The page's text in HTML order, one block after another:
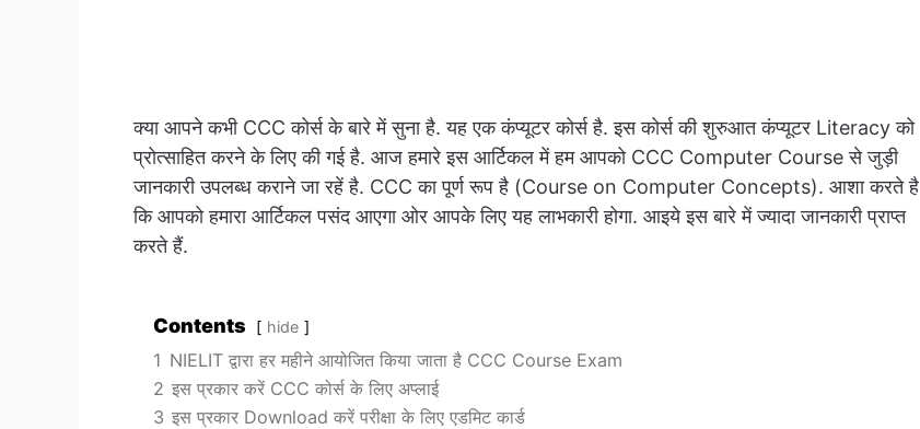
क्या आपने कभी CCC कोर्स के बारे में सुना है. यह एक कंप्यूटर कोर्स है. इस कोर्स की शुरुआत कंप्यूटर Literacy को
प्रोत्साहित करने के लिए की गई है. आज हमारे इस आर्टिकल में हम आपको CCC Computer Course से जुड़ी
जानकारी उपलब्ध कराने जा रहें है. CCC का पूर्ण रूप है (Course on Computer Concepts). आशा करते है
कि आपको हमारा आर्टिकल पसंद आएगा ओर आपके लिए यह लाभकारी होगा. आइये इस बारे में ज्यादा जानकारी प्राप्त
करते हैं.
Contents hide
1 NIELIT द्वारा हर महीने आयोजित किया जाता है CCC Course Exam
2 इस प्रकार करें CCC कोर्स के लिए अप्लाई
3 इस प्रकार Download करें परीक्षा के लिए एडमिट कार्ड